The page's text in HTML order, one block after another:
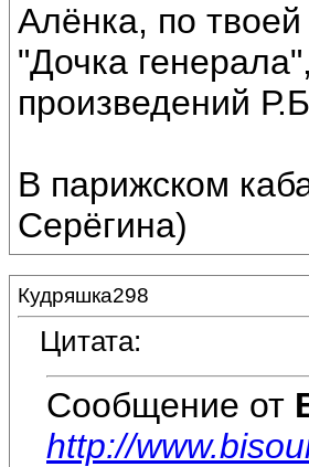
Алёнка, по
"Дочка
произведений
В парижском
Серёгина)
Кудряшка298
Цитата:
Сообщение от
http://